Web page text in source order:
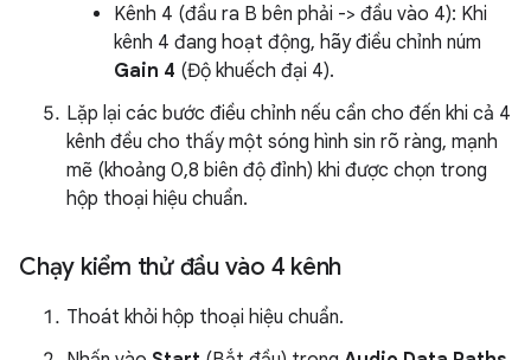
Kênh 4 (đầu ra B bên phải -> đầu vào 4): Khi
kênh 4 đang hoạt động, hãy điều chỉnh núm
Gain 4 (Độ khuếch đại 4).
Lặp lại các bước điều chỉnh nếu cần cho đến khi cả 4
kênh đều cho thấy một sóng hình sin rõ ràng, mạnh
mẽ (khoảng 0,8 biên độ đỉnh) khi được chọn trong
hộp thoại hiệu chuẩn.
Chạy kiểm thử đầu vào 4 kênh
Thoát khỏi hộp thoại hiệu chuẩn.